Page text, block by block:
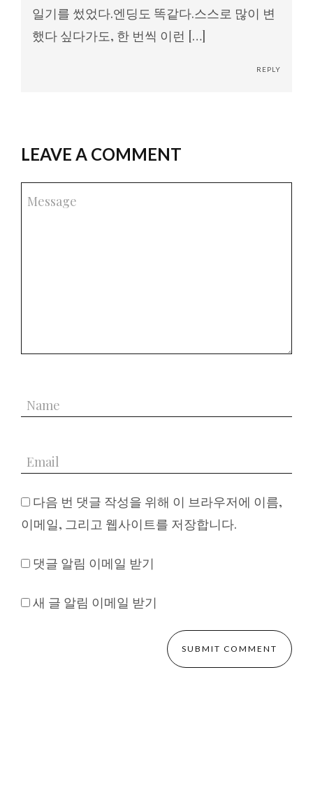
일기를 썼었다.엔딩도 똑같다.스스로 많이 변
했다 싶다가도, 한 번씩 이런 […]
REPLY
LEAVE A COMMENT
다음 번 댓글 작성을 위해 이 브라우저에 이름,
이메일, 그리고 웹사이트를 저장합니다.
댓글 알림 이메일 받기
새 글 알림 이메일 받기